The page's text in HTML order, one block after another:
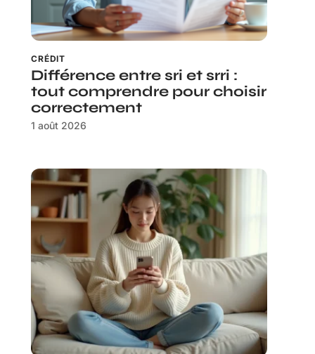
CRÉDIT
Différence entre sri et srri :
tout comprendre pour choisir
correctement
1 août 2026